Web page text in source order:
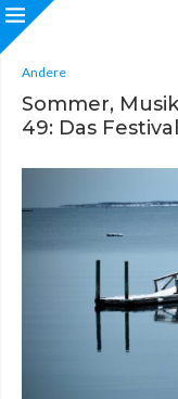
Andere
Sommer,
49: Das